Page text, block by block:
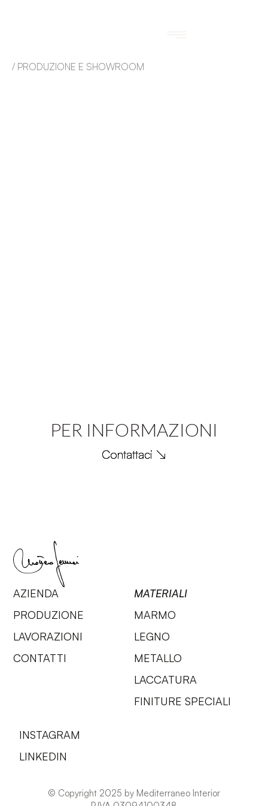
/ PRODUZIONE E SHOWROOM
PER INFORMAZIONI
Contattaci ↘︎
Contattaci ↘︎
AZIENDA
PRODUZIONE
LAVORAZIONI
CONTATTI
MATERIALI
MARMO
LEGNO
METALLO
LACCATURA
FINITURE SPECIALI
INSTAGRAM
LINKEDIN
© Copyright 2025 by Mediterraneo Interior